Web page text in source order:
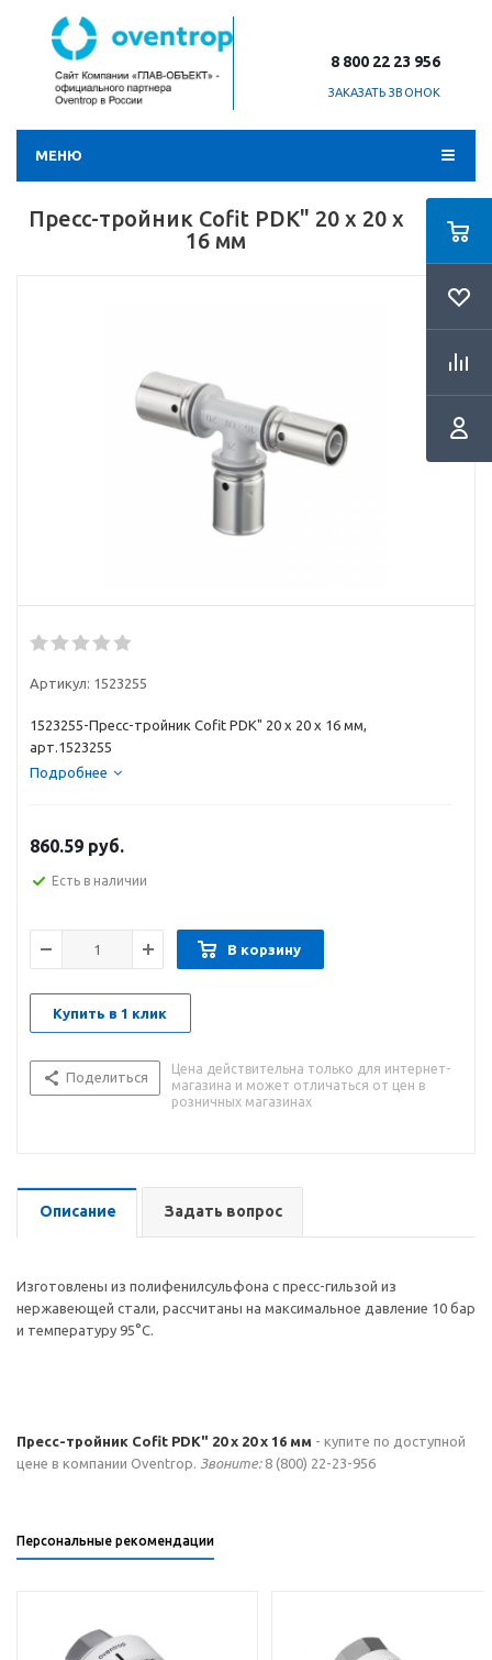
8 800 22 23 956
ЗАКАЗАТЬ ЗВОНОК
МЕНЮ
Пресс-тройник Cofit PDK" 20 х 20 х
16 мм
Артикул: 1523255
1523255-Пресс-тройник Cofit PDK" 20 х 20 х 16 мм,
арт.1523255
Подробнее
860.59 руб.
Есть в наличии
В корзину
Купить в 1 клик
Поделиться
Цена действительна только для интернет-
магазина и может отличаться от цен в
розничных магазинах
Описание Задать вопрос
Изготовлены из полифенилсульфона с пресс-гильзой из
нержавеющей стали, рассчитаны на максимальное давление 10 бар
и температуру 95°С.
Пресс-тройник Cofit PDK" 20 х 20 х 16 мм - купите по доступной
цене в компании Oventrop. Звоните:8 (800) 22-23-956
Персональные рекомендации